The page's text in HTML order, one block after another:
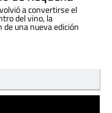
a convertirse el
del vino, la
una nueva edición